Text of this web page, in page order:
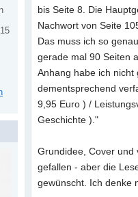
bis Seite 8. Die
Nachwort von Seite
Das muss ich so
gerade mal 90 Seiten
Anhang habe ich nicht
dementsprechend
9,95 Euro ) /
Geschichte )."
Grundidee, Cover und
gefallen - aber die
gewünscht. Ich denke